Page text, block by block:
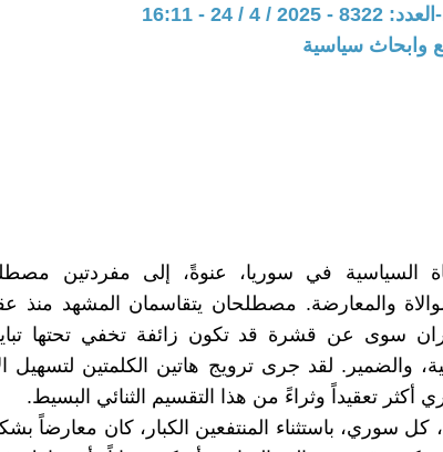
/ 4 / 24 - 16:11
وابحاث سياسية
السياسية في سوريا، عنوةً، إلى مفردتين
والمعارضة. مصطلحان يتقاسمان المشهد منذ
سوى عن قشرة قد تكون زائفة تخفي تحتها
والضمير. لقد جرى ترويج هاتين الكلمتين لتسهيل
أكثر تعقيداً وثراءً من هذا التقسيم الثنائي البسيط.
كل سوري، باستثناء المنتفعين الكبار، كان معارضاً